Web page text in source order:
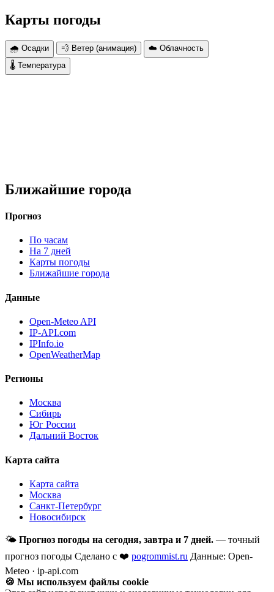
Карты погоды
🌧 Осадки 💨 Ветер (анимация)
☁️ Облачность
🌡 Температура
Ближайшие города
Прогноз
По часам
На 7 дней
Карты погоды
Ближайшие города
Данные
Open-Meteo API
IP-API.com
IPInfo.io
OpenWeatherMap
Регионы
Москва
Сибирь
Юг России
Дальний Восток
Карта сайта
Карта сайта
Москва
Санкт-Петербург
Новосибирск
🌤 Прогноз погоды на сегодня, завтра и 7 дней. — точный
прогноз погоды Сделано с ❤️ pogrommist.ru Данные: Open-
Meteo · ip-api.com
🍪 Мы используем файлы cookie